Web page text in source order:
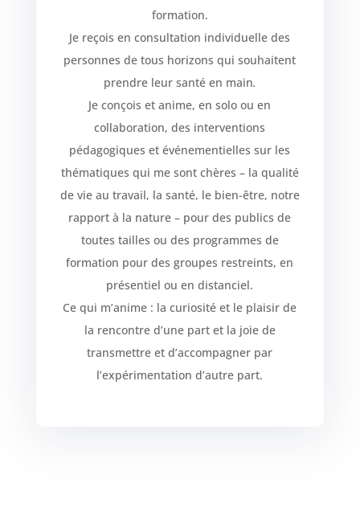
formation.
Je reçois en consultation individuelle des
personnes de tous horizons qui souhaitent
prendre leur santé en main.
Je conçois et anime, en solo ou en
collaboration, des interventions
pédagogiques et événementielles sur les
thématiques qui me sont chères – la qualité
de vie au travail, la santé, le bien-être, notre
rapport à la nature – pour des publics de
toutes tailles ou des programmes de
formation pour des groupes restreints, en
présentiel ou en distanciel.
Ce qui m’anime : la curiosité et le plaisir de
la rencontre d’une part et la joie de
transmettre et d’accompagner par
l’expérimentation d’autre part.